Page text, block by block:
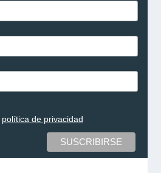
política de privacidad